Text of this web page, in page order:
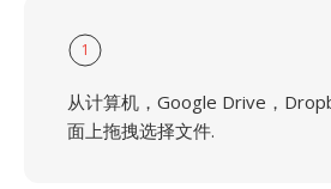
1
从计算机，Google Drive，
面上拖拽选择文件.